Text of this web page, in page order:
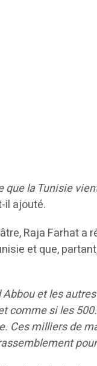
la Tunisie
il ajouté.
Raja Farhat
et que,
et les
si les
Ces milliers de